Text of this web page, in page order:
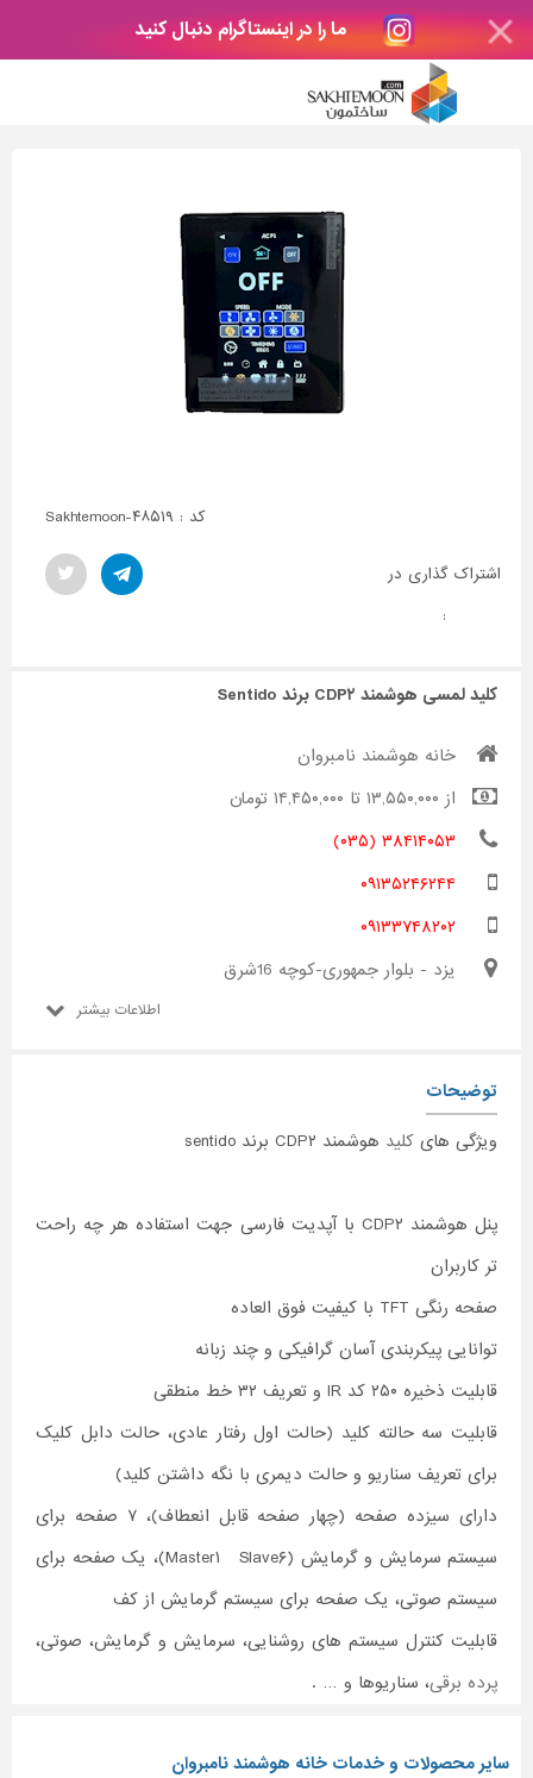
ما را در اینستاگرام دنبال کنید
کد : Sakhtemoon-۴۸۵۱۹
اشتراک گذاری در
:
کلید لمسی هوشمند CDP۲ برند Sentido
خانه هوشمند نامبروان
از ۱۳,۵۵۰,۰۰۰ تا ۱۴,۴۵۰,۰۰۰ تومان
۳۸۴۱۴۰۵۳ (۰۳۵)
۰۹۱۳۵۲۴۶۲۴۴
۰۹۱۳۳۷۴۸۲۰۲
یزد - بلوار جمهوری-کوچه 16شرق
اطلاعات بیشتر
توضیحات
ویژگی های کلید هوشمند CDP۲ برند sentido
پنل هوشمند CDP۲ با آپدیت فارسی جهت استفاده هر چه راحت
تر کاربران
صفحه رنگی TFT با کیفیت فوق العاده
توانایی پیکربندی آسان گرافیکی و چند زبانه
قابلیت ذخیره ۲۵۰ کد IR و تعریف ۳۲ خط منطقی
قابلیت سه حالته کلید (حالت اول رفتار عادی، حالت دابل کلیک
برای تعریف سناریو و حالت دیمری با نگه داشتن کلید)
دارای سیزده صفحه (چهار صفحه قابل انعطاف)، ۷ صفحه برای
سیستم سرمایش و گرمایش (Master۱ Slave۶)، یک صفحه برای
سیستم صوتی، یک صفحه برای سیستم گرمایش از کف
قابلیت کنترل سیستم های روشنایی، سرمایش و گرمایش، صوتی،
پرده برقی، سناریوها و … .
سایر محصولات و خدمات خانه هوشمند نامبروان